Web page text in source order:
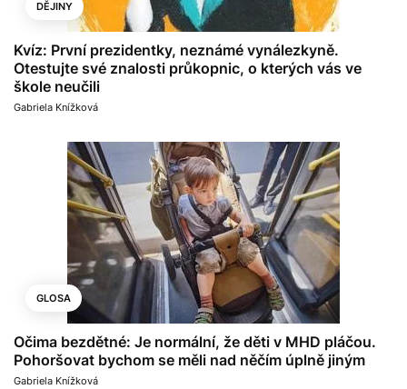
DĚJINY
Kvíz: První prezidentky, neznámé vynálezkyně.
Otestujte své znalosti průkopnic, o kterých vás ve
škole neučili
Gabriela Knížková
GLOSA
Očima bezdětné: Je normální, že děti v MHD pláčou.
Pohoršovat bychom se měli nad něčím úplně jiným
Gabriela Knížková